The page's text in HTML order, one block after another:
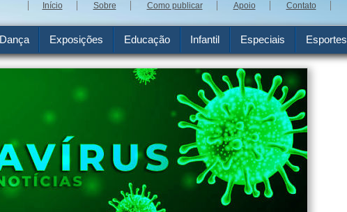
Início Sobre Como publicar Apoio Contato
Dança Exposições Educação Infantil Especiais Esportes